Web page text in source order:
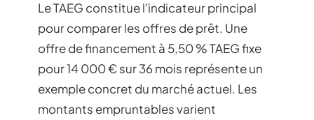
Le TAEG constitue l'indicateur principal
pour comparer les offres de prêt. Une
offre de financement à 5,50 % TAEG fixe
pour 14 000 € sur 36 mois représente un
exemple concret du marché actuel. Les
montants empruntables varient